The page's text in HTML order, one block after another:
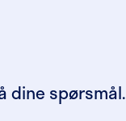
dine spørsmål.